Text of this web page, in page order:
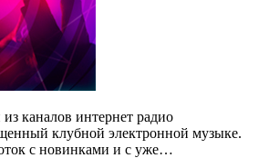
каналов интернет радио
клубной электронной музыке.
с новинками и с уже…